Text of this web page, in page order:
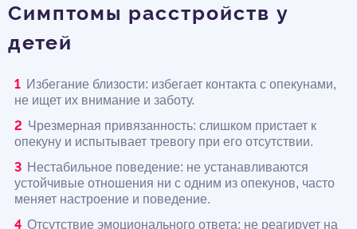
Симптомы расстройств у
детей
Избегание близости: избегает контакта с опекунами,
не ищет их внимание и заботу.
Чрезмерная привязанность: слишком пристает к
опекуну и испытывает тревогу при его отсутствии.
Нестабильное поведение: не устанавливаются
устойчивые отношения ни с одним из опекунов, часто
меняет настроение и поведение.
Отсутствие эмоционального ответа: не реагирует на